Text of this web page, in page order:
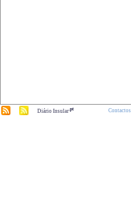
Diário Insular.pt Contactos